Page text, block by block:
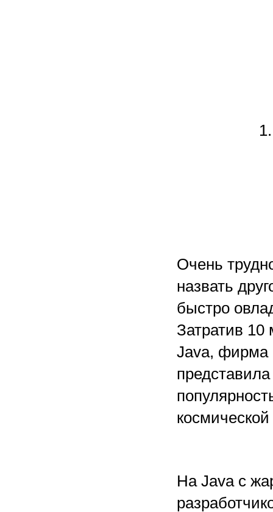
Очень
назвать
быстро
Затратив 10
Java, фирма
На Java с